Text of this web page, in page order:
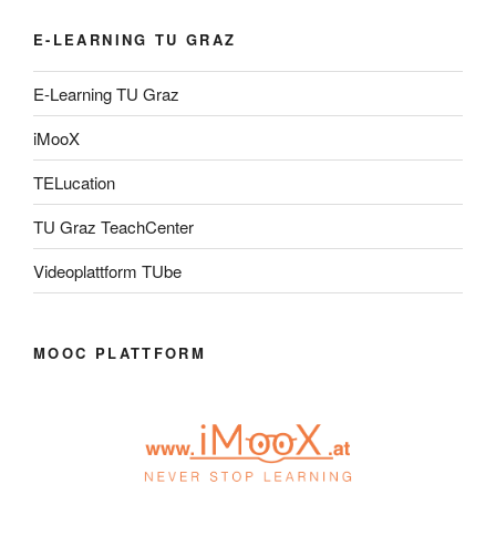
E-LEARNING TU GRAZ
E-Learning TU Graz
iMooX
TELucation
TU Graz TeachCenter
Videoplattform TUbe
MOOC PLATTFORM